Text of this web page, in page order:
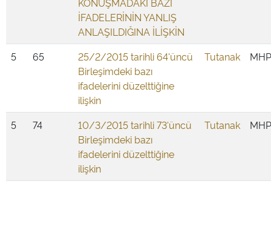
İFADELERİNİN YANLIŞ
ANLAŞILDIĞINA İLİŞKİN
5 65
25/2/2015 tarihli 64'üncü
Birleşimdeki bazı
ifadelerini düzelttiğine
ilişkin
Tutanak MHP
5 74
10/3/2015 tarihli 73'üncü
Birleşimdeki bazı
ifadelerini düzelttiğine
ilişkin
Tutanak MHP